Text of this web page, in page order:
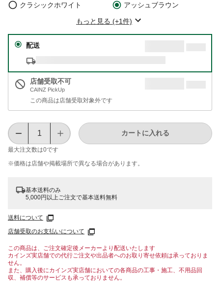
クラシックホワイト
アッシュブラウン
もっと見る (+1件)
配送
店舗受取不可
CAINZ PickUp
この商品は店舗受取対象外です
最大注文数は0です
カートに入れる
※価格は​店舗や​掲載場所で​異なる​場合が​あります。
基本送料のみ
5,000円以上ご注文で基本送料無料
送料について
店舗受取のお支払いについて
この商品は、ご注文確定後メーカーより配送いたします
カインズ実店舗での代行ご注文や出品者へのお取り寄せ依頼は承っておりま
せん。
また、購入後にカインズ実店舗においての各商品の工事・施工、不用品回
収、補償等のサービスも承っておりません。